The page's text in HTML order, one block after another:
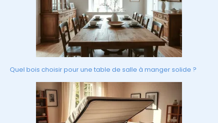
Quel bois choisir pour une table de salle à manger solide ?